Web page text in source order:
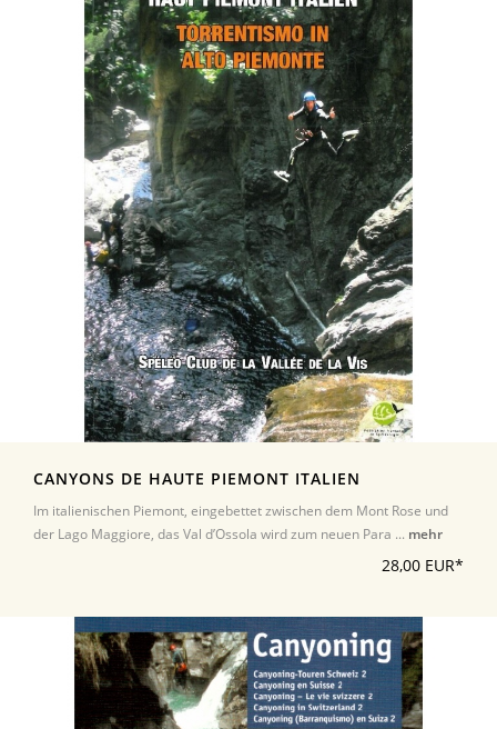
CANYONS DE HAUTE PIEMONT ITALIEN
Im italienischen Piemont, eingebettet zwischen dem Mont Rose und
der Lago Maggiore, das Val d’Ossola wird zum neuen Para ... mehr
28,00 EUR*